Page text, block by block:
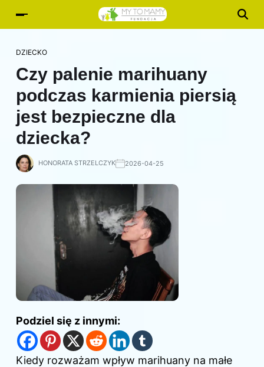
DZIECKO
Czy palenie marihuany
podczas karmienia piersią
jest bezpieczne dla
dziecka?
HONORATA STRZELCZYK 2026-04-25
Podziel się z innymi:
Kiedy rozważam wpływ marihuany na małe